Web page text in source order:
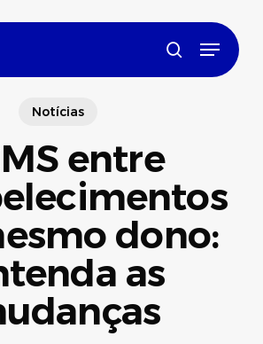
search
Menu
Notícias
entre
dono:
as